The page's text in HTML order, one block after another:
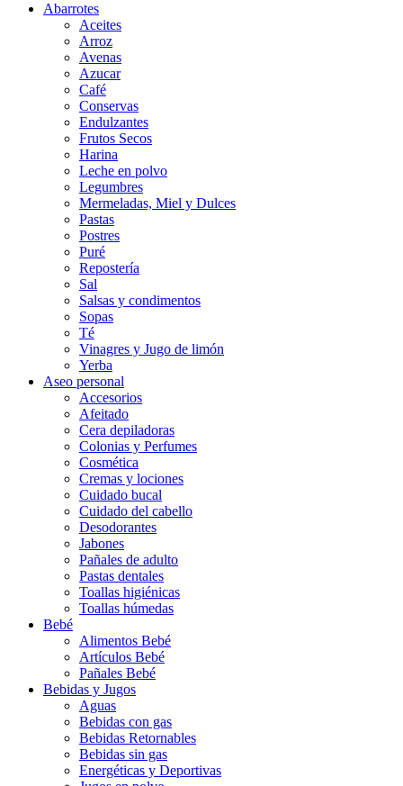
Abarrotes
Aceites
Arroz
Avenas
Azucar
Café
Conservas
Endulzantes
Frutos Secos
Harina
Leche en polvo
Legumbres
Mermeladas, Miel y Dulces
Pastas
Postres
Puré
Repostería
Sal
Salsas y condimentos
Sopas
Té
Vinagres y Jugo de limón
Yerba
Aseo personal
Accesorios
Afeitado
Cera depiladoras
Colonias y Perfumes
Cosmética
Cremas y lociones
Cuidado bucal
Cuidado del cabello
Desodorantes
Jabones
Pañales de adulto
Pastas dentales
Toallas higiénicas
Toallas húmedas
Bebé
Alimentos Bebé
Artículos Bebé
Pañales Bebé
Bebidas y Jugos
Aguas
Bebidas con gas
Bebidas Retornables
Bebidas sin gas
Energéticas y Deportivas